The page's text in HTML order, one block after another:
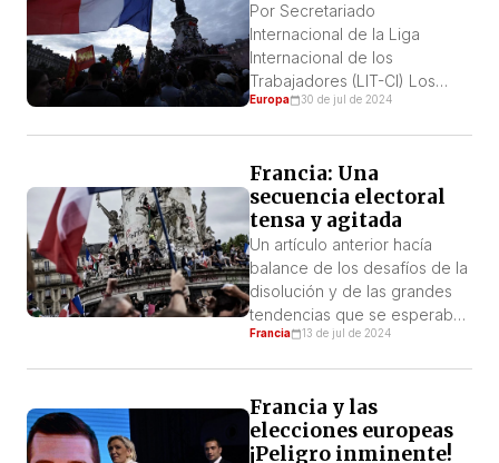
llamadas “megacuencas”,
depósitos artificiales de agua
robados al medio ambiente y
a la sociedad, contra los […]
Por Secretariado
Internacional de la Liga
Internacional de los
Trabajadores (LIT-CI) Los
Juegos Olímpicos de París
deportivos retransmitidos en
todo el mundo con las
tensiones políticas muy
presentes. Las protestas
contra la presencia de Israel
en los juegos y el sabotaje de
las vías del tren el día de […]
Europa 30 de jul de 2024
Francia: Una
secuencia electoral
tensa y agitada
Un artículo anterior hacía
balance de los desafíos de la
disolución y de las grandes
tendencias que se esperaban
para las elecciones
nosotros la tarde del 9 de
junio. Más recientemente
quisimos dar la imagen más
Francia 13 de jul de 2024
Francia y las
elecciones europeas
¡Peligro inminente!